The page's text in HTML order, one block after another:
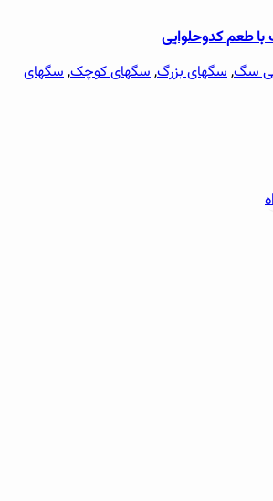
طعم کدوحلوایی
سگ,سگهای بزرگ,سگهای کوچک,سگهای